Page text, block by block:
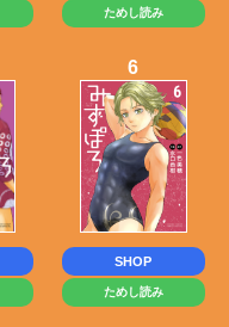
ためし読み
6
SHOP
ためし読み